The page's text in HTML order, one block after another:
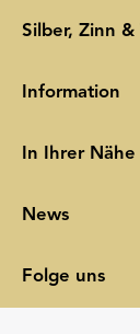
Silber, Zinn
Information
In Ihrer Nähe
News
Folge uns